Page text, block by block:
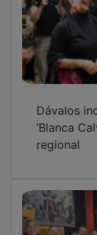
‘Blanca
regional